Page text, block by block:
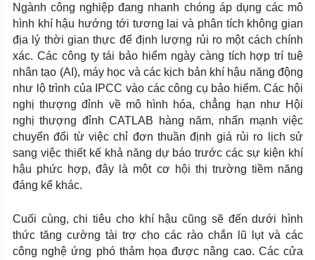
Ngành công nghiệp đang nhanh chóng áp dụng các mô
hình khí hậu hướng tới tương lai và phân tích không gian
địa lý thời gian thực để định lượng rủi ro một cách chính
xác. Các công ty tái bảo hiểm ngày càng tích hợp trí tuệ
nhân tạo (AI), máy học và các kịch bản khí hậu năng động
như lộ trình của IPCC vào các công cụ bảo hiểm. Các hội
nghị thượng đỉnh về mô hình hóa, chẳng hạn như Hội
nghị thượng đỉnh CATLAB hàng năm, nhấn mạnh việc
chuyển đổi từ việc chỉ đơn thuần định giá rủi ro lịch sử
sang việc thiết kế khả năng dự báo trước các sự kiện khí
hậu phức hợp, đây là một cơ hội thị trường tiềm năng
đáng kể khác.
Cuối cùng, chi tiêu cho khí hậu cũng sẽ đến dưới hình
thức tăng cường tài trợ cho các rào chắn lũ lụt và các
công nghệ ứng phó thảm họa được nâng cao. Các cửa